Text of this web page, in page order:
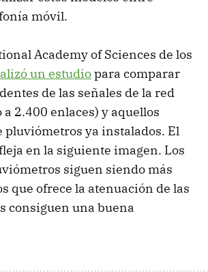
móvil.
Academy of Sciences de los
un estudiopara comparar
de las señales de la red
2.400 enlaces) y aquellos
pluviómetros ya instalados. El
en la siguiente imagen. Los
siguen siendo más
que ofrece la atenuación de las
consiguen una buena